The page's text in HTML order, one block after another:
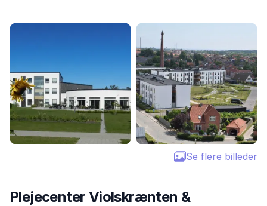
Se flere billeder
Plejecenter Violskrænten &